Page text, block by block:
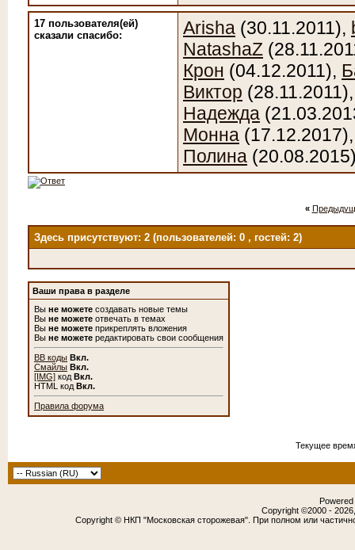
17 пользователя(ей)
сказали cпасибо:
Arisha (30.11.2011),
NatashaZ
Крон (04.12.2011),
Виктор
Надежда
Монна
Полина
«
Здесь присутствуют: 2 (пользователей: 0 , гостей: 2)
Ваши права в разделе
Вы не можете создавать новые темы
Вы не можете отвечать в темах
Вы не можете прикреплять вложения
Вы не можете редактировать свои сообщения
BB коды Вкл.
Смайлы Вкл.
[IMG] код Вкл.
HTML код Вкл.
Правила форума
Текущее
Copyright ©2000 -
Copyright © НКП "Московская сторожевая". При полном или